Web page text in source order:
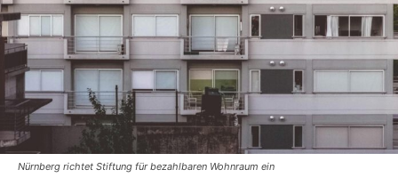
Nürnberg richtet Stiftung für bezahlbaren Wohnraum ein